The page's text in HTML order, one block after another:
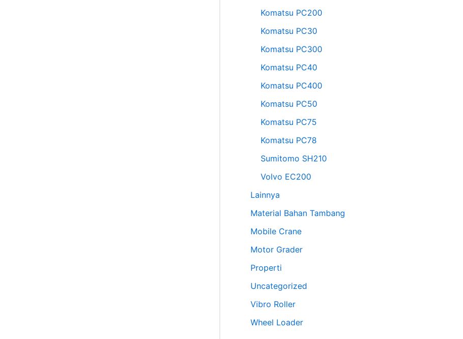
Komatsu PC200
Komatsu PC30
Komatsu PC300
Komatsu PC40
Komatsu PC400
Komatsu PC50
Komatsu PC75
Komatsu PC78
Sumitomo SH210
Volvo EC200
Lainnya
Material Bahan Tambang
Mobile Crane
Motor Grader
Properti
Uncategorized
Vibro Roller
Wheel Loader